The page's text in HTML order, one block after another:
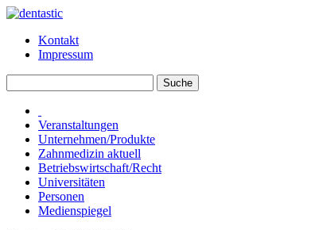
Kontakt
Impressum
Veranstaltungen
Unternehmen/Produkte
Zahnmedizin aktuell
Betriebswirtschaft/Recht
Universitäten
Personen
Medienspiegel